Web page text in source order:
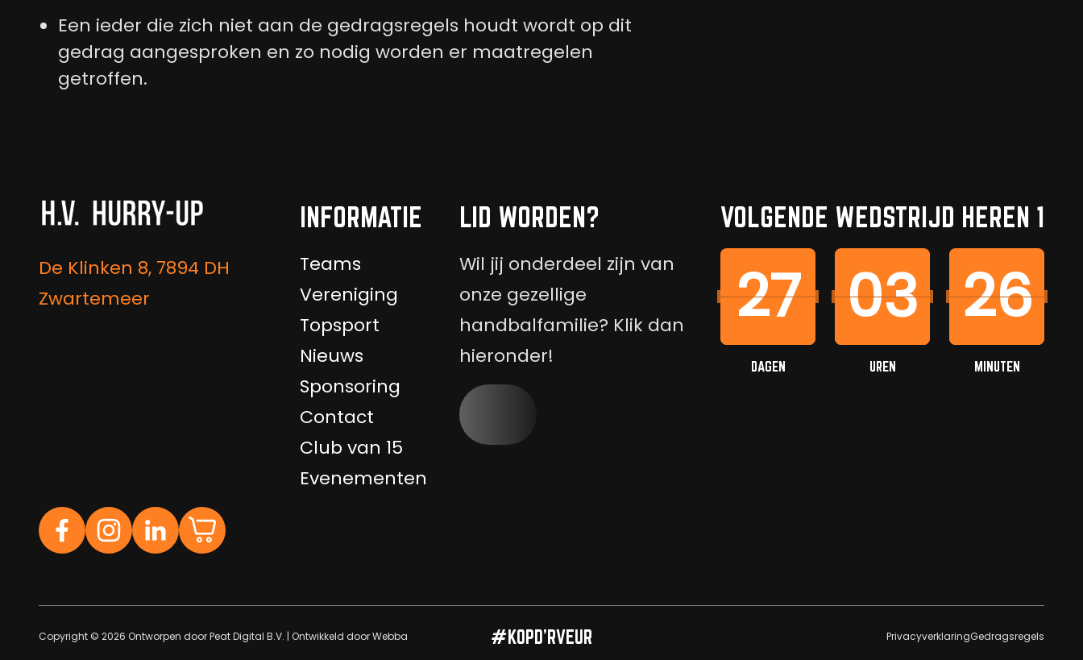
Een ieder die zich niet aan de gedragsregels houdt wordt op dit
gedrag aangesproken en zo nodig worden er maatregelen
getroffen.
De Klinken 8, 7894 DH
Zwartemeer
INFORMATIE
Teams
Vereniging
Topsport
Nieuws
Sponsoring
Contact
Club van 15
Evenementen
LID WORDEN?
Wil jij onderdeel zijn van
onze gezellige
handbalfamilie? Klik dan
hieronder!
VOLGENDE WEDSTRIJD HEREN 1
27 03 26
DAGEN UREN MINUTEN
Copyright © 2026 Ontworpen doorPeat Digital B.V. | Ontwikkeld doorWebba #KOPD’RVEUR PrivacyverklaringGedragsregels